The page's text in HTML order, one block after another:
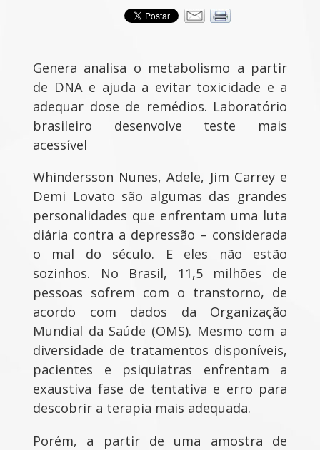
Genera analisa o metabolismo a partir
de DNA e ajuda a evitar toxicidade e a
adequar dose de remédios. Laboratório
brasileiro desenvolve teste mais
acessível
Whindersson Nunes, Adele, Jim Carrey e
Demi Lovato são algumas das grandes
personalidades que enfrentam uma luta
diária contra a depressão – considerada
o mal do século. E eles não estão
sozinhos. No Brasil, 11,5 milhões de
pessoas sofrem com o transtorno, de
acordo com dados da Organização
Mundial da Saúde (OMS). Mesmo com a
diversidade de tratamentos disponíveis,
pacientes e psiquiatras enfrentam a
exaustiva fase de tentativa e erro para
descobrir a terapia mais adequada.
Porém, a partir de uma amostra de